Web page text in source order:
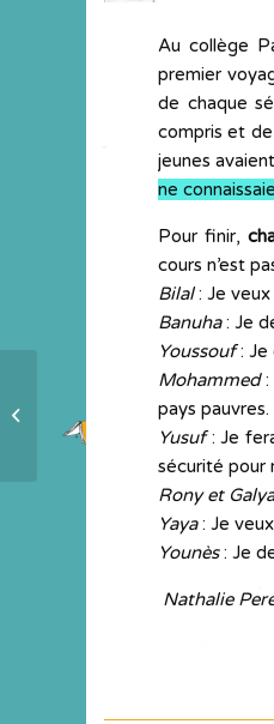
Au collège
premier
de chaque
compris et de
jeunes
ne
Pour finir,
cours n’est
Bilal: Je veux
Banuha: Je
Youssouf: Je
Mohammed:
pays pauvres.
Yusuf: Je
sécurité pour
Rony et Galya
Yaya: Je
Younès: Je
Nathalie
Echos de voyage-lecture :
gratitude